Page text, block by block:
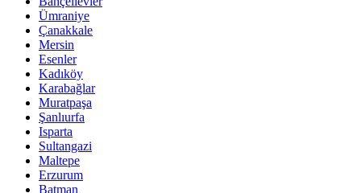
Ümraniye
Çanakkale
Mersin
Esenler
Kadıköy
Karabağlar
Muratpaşa
Şanlıurfa
Isparta
Sultangazi
Maltepe
Erzurum
Batman